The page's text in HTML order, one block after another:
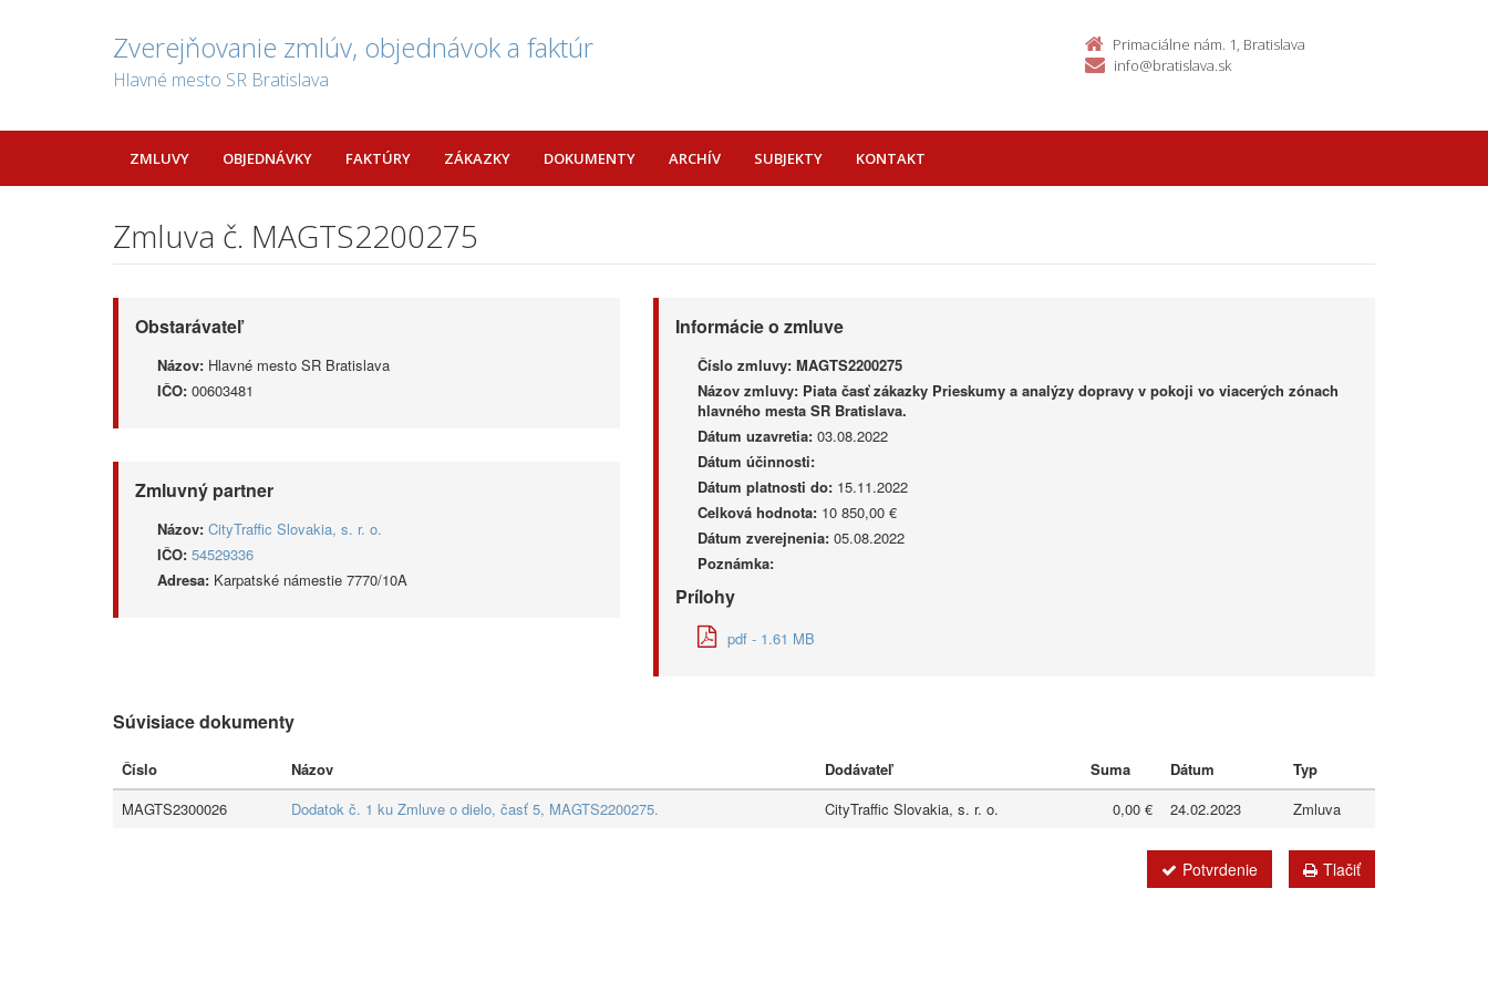
Zverejňovanie zmlúv, objednávok a faktúr
Hlavné mesto SR Bratislava
Primaciálne nám. 1, Bratislava
info@bratislava.sk
ZMLUVY OBJEDNÁVKY FAKTÚRY ZÁKAZKY DOKUMENTY ARCHÍV SUBJEKTY KONTAKT
Zmluva č. MAGTS2200275
Obstarávateľ
Názov: Hlavné mesto SR Bratislava
IČO: 00603481
Zmluvný partner
Názov: CityTraffic Slovakia, s. r. o.
IČO: 54529336
Adresa: Karpatské námestie 7770/10A
Informácie o zmluve
Číslo zmluvy: MAGTS2200275
Názov zmluvy: Piata časť zákazky Prieskumy a analýzy dopravy v pokoji vo viacerých zónach
hlavného mesta SR Bratislava.
Dátum uzavretia:03.08.2022
Dátum účinnosti:
Dátum platnosti do:15.11.2022
Celková hodnota:10 850,00 €
Dátum zverejnenia:05.08.2022
Poznámka:
Prílohy
pdf - 1.61 MB
Súvisiace dokumenty
Číslo Názov Dodávateľ Suma Dátum
Typ
MAGTS2300026
Dodatok č. 1 ku Zmluve o dielo, časť 5, MAGTS2200275. CityTraffic Slovakia, s. r. o. 0,00 € 24.02.2023 Zmluva
Tlačiť
Potvrdenie